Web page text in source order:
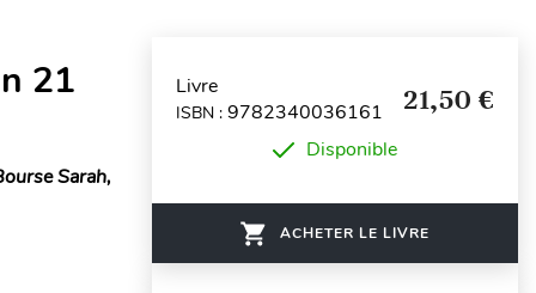
21
Sarah,
Livre
ISBN : 9782340036161 21,50 €
Disponible
ACHETER LE LIVRE